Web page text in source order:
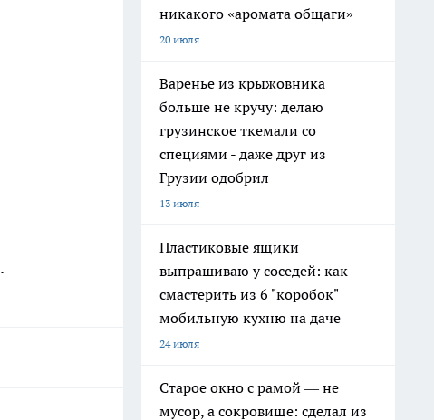
.
никакого «аромата общаги»
20 июля
Варенье из крыжовника
больше не кручу: делаю
грузинское ткемали со
специями - даже друг из
Грузии одобрил
13 июля
Пластиковые ящики
выпрашиваю у соседей: как
смастерить из 6 "коробок"
мобильную кухню на даче
24 июля
Старое окно с рамой — не
мусор, а сокровище: сделал из